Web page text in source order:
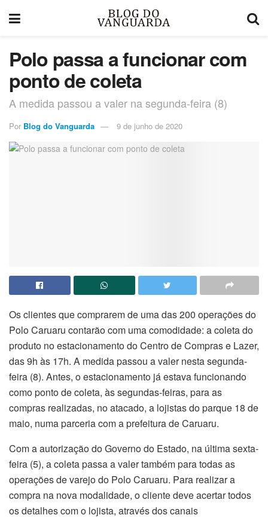
Polo passa a funcionar com
ponto de coleta
A medida passou a valer na segunda-feira (8)
Por Blog do Vanguarda 9 de junho de 2020
Os clientes que comprarem de uma das 200 operações do
Polo Caruaru contarão com uma comodidade: a coleta do
produto no estacionamento do Centro de Compras e Lazer,
das 9h às 17h. A medida passou a valer nesta segunda-
feira (8). Antes, o estacionamento já estava funcionando
como ponto de coleta, às segundas-feiras, para as
compras realizadas, no atacado, a lojistas do parque 18 de
maio, numa parceria com a prefeitura de Caruaru.
Com a autorização do Governo do Estado, na última sexta-
feira (5), a coleta passa a valer também para todas as
operações de varejo do Polo Caruaru. Para realizar a
compra na nova modalidade, o cliente deve acertar todos
os detalhes com o lojista, através dos canais